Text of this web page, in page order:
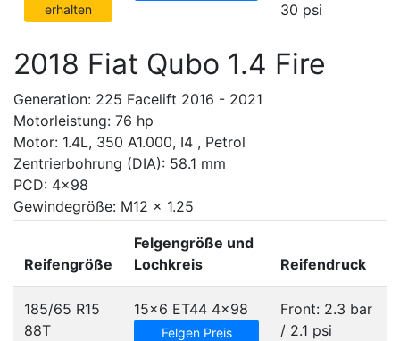
erhalten
30 psi
2018 Fiat Qubo 1.4 Fire
Generation: 225 Facelift 2016 - 2021
Motorleistung: 76 hp
Motor: 1.4L, 350 A1.000, I4 , Petrol
Zentrierbohrung (DIA): 58.1 mm
PCD: 4x98
Gewindegröße: M12 x 1.25
Reifengröße
Felgengröße und
Lochkreis
Reifendruck
185/65 R15
88T
15x6 ET44 4x98
Felgen Preis
Front: 2.3 bar
/ 2.1 psi